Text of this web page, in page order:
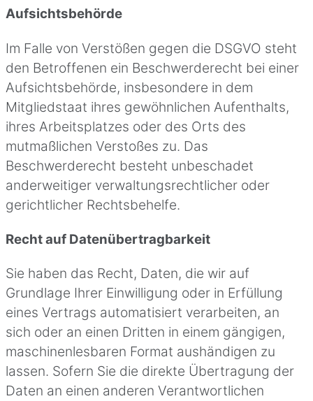
Aufsichts­behörde
Im Falle von Verstößen gegen die DSGVO steht
den Betroffenen ein Beschwerderecht bei einer
Aufsichtsbehörde, insbesondere in dem
Mitgliedstaat ihres gewöhnlichen Aufenthalts,
ihres Arbeitsplatzes oder des Orts des
mutmaßlichen Verstoßes zu. Das
Beschwerderecht besteht unbeschadet
anderweitiger verwaltungsrechtlicher oder
gerichtlicher Rechtsbehelfe.
Recht auf Daten­übertrag­barkeit
Sie haben das Recht, Daten, die wir auf
Grundlage Ihrer Einwilligung oder in Erfüllung
eines Vertrags automatisiert verarbeiten, an
sich oder an einen Dritten in einem gängigen,
maschinenlesbaren Format aushändigen zu
lassen. Sofern Sie die direkte Übertragung der
Daten an einen anderen Verantwortlichen